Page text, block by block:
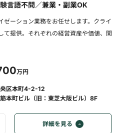
言語不問／兼業・副業OK
ゼーション業務をお任せします。クライ
て提供。それぞれの経営資産や価値、関
万円
区本町4-2-12
本町ビル（旧：東芝大阪ビル）8F
詳細を見る